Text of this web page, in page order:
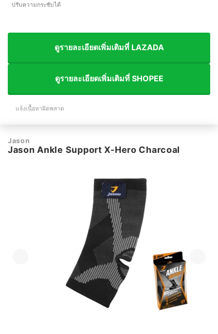
ปรับความกระชับได้
ดูรายละเอียดเพิ่มเติมที่ LAZADA
ดูรายละเอียดเพิ่มเติมที่ SHOPEE
แจ้งเนื้อหาผิดพลาด
Jason
Jason Ankle Support X-Hero Charcoal